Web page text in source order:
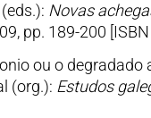
Novas
pp. 189-200
ou o degradado
(org.): Estudos